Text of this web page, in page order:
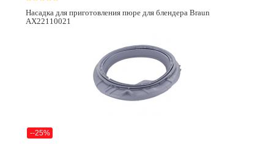
Насадка для приготовления пюре для блендера Braun
AX22110021
--25%